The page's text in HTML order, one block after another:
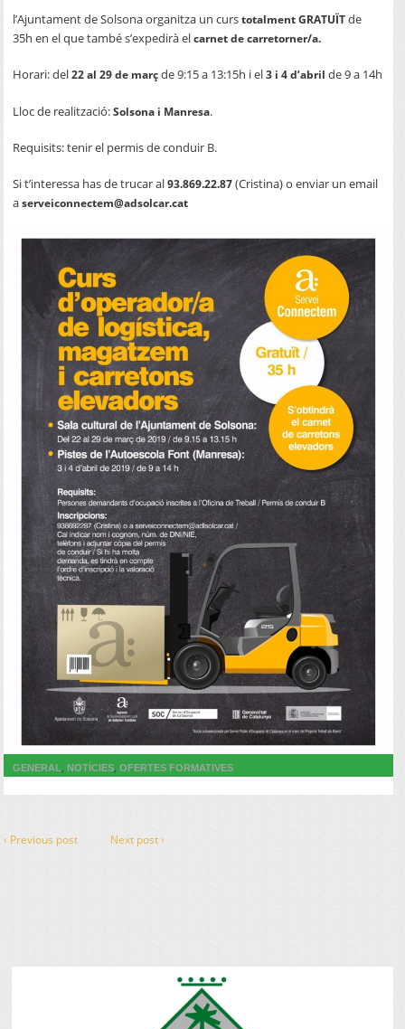
l’Ajuntament de Solsona organitza un curstotalment GRATUÏTde
35h en el que també s’expedirà elcarnet de carretorner/a.
Horari: del22 al 29 de marçde 9:15 a 13:15h i el3 i 4 d’abril de 9 a 14h
Lloc de realització:Solsona i Manresa.
Requisits: tenir el permis de conduir B.
Si t’interessa has de trucar al93.869.22.87(Cristina) o enviar un email
aserveiconnectem@adsolcar.cat
GENERAL,NOTÍCIES,OFERTES FORMATIVES
‹ Previous post Next post ›